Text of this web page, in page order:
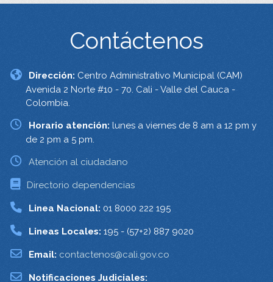
Contáctenos
Dirección: Centro Administrativo Municipal (CAM)
Avenida 2 Norte #10 - 70. Cali - Valle del Cauca -
Colombia.
Horario atención: lunes a viernes de 8 am a 12 pm y
de 2 pm a 5 pm.
Atención al ciudadano
Directorio dependencias
Linea Nacional: 01 8000 222 195
Lineas Locales: 195 - (57+2) 887 9020
Email: contactenos@cali.gov.co
Notificaciones Judiciales: